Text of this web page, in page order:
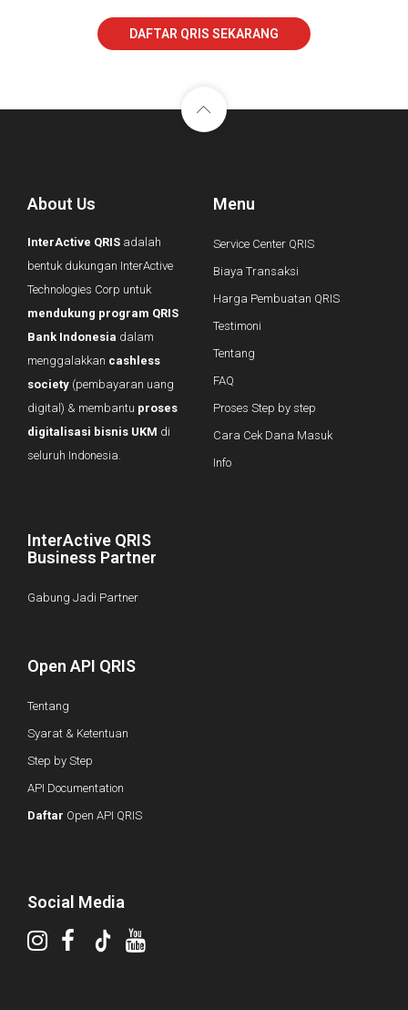
DAFTAR QRIS SEKARANG
About Us
InterActive QRIS adalah
bentuk dukungan InterActive
Technologies Corp untuk
mendukung program QRIS
Bank Indonesia dalam
menggalakkan cashless
society (pembayaran uang
digital) & membantu proses
digitalisasi bisnis UKM di
seluruh Indonesia.
InterActive QRIS
Business Partner
Gabung Jadi Partner
Menu
Service Center QRIS
Biaya Transaksi
Harga Pembuatan QRIS
Testimoni
Tentang
FAQ
Proses Step by step
Cara Cek Dana Masuk
Info
Open API QRIS
Tentang
Syarat & Ketentuan
Step by Step
API Documentation
Daftar Open API QRIS
Social Media